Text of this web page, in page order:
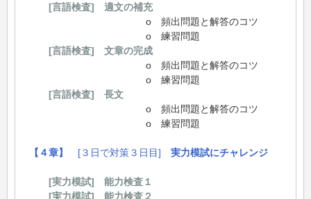
[言語検査] 適文の補充
o 頻出問題と解答のコツ
o 練習問題
[言語検査] 文章の完成
o 頻出問題と解答のコツ
o 練習問題
[言語検査] 長文
o 頻出問題と解答のコツ
o 練習問題
【４章】 [３日で対策３日目] 実力模試にチャレンジ
[実力模試] 能力検査１
[実力模試] 能力検査２